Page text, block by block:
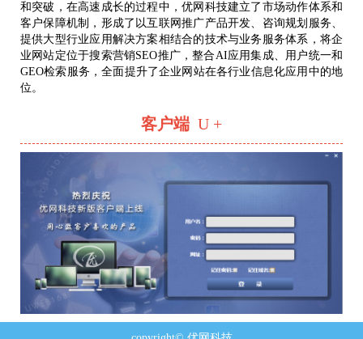
和突破，在高速成长的过程中，优网科技建立了市场动作体系和
客户保障机制，形成了以互联网推广产品开发、咨询规划服务、
提供大型行业应用解决方案相结合的技术与业务服务体系，将企
业网站定位于搜索营销SEO推广，整合AI应用集成、用户统一和
GEO检索服务，全面提升了企业网站在各行业信息化应用中的地
位。
客户端 U +